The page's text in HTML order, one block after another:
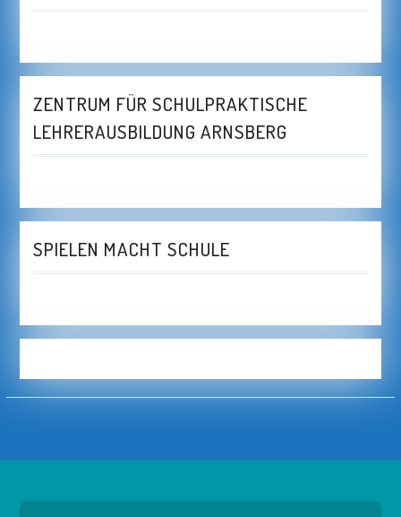
ZENTRUM FÜR SCHULPRAKTISCHE
LEHRERAUSBILDUNG ARNSBERG
SPIELEN MACHT SCHULE